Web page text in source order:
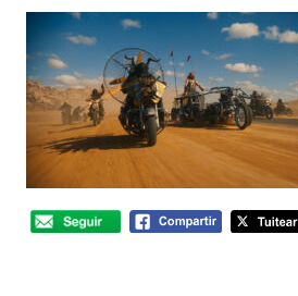
Navegación